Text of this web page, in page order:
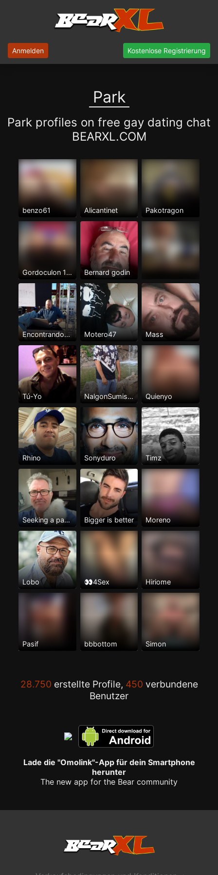
Anmelden Kostenlose Registrierung
Park
Park profiles on free gay dating chat
BEARXL.COM
benzo61 Alicantinet Pakotragon
Gordoculon 100%pasivo Bernard godin
Encontrando... Motero47 Mass
Tú-Yo NalgonSumisoTenerife Quienyo
Rhino Sonyduro Timz
Seeking a partner Bigger is better Moreno
Lobo 👀4Sex Hiriome
Pasif bbbottom Simon
28.750 erstellte Profile, 450 verbundene
Benutzer
Lade die "Omolink"-App für dein Smartphone
herunter
The new app for the Bear community